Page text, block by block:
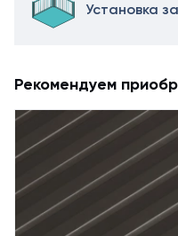
Установка
Рекомендуем